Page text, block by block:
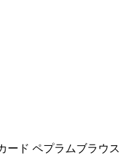
ード ペプラムブラウス